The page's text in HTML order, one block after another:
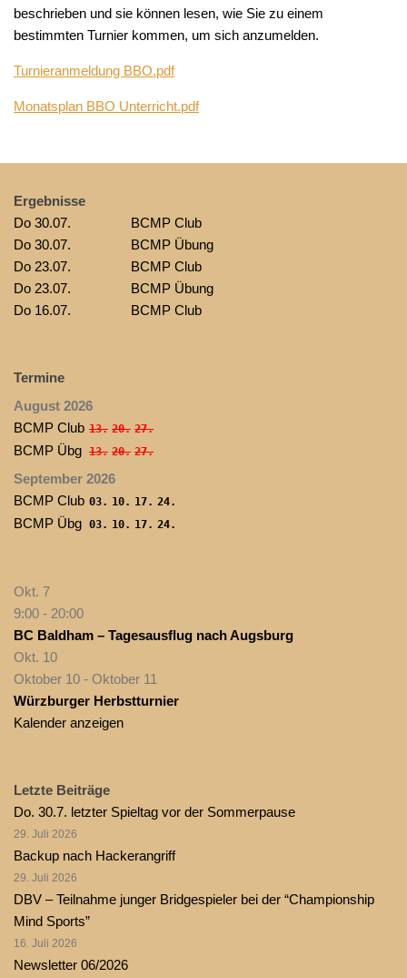
beschrieben und sie können lesen, wie Sie zu einem
bestimmten Turnier kommen, um sich anzumelden.
Turnieranmeldung BBO.pdf
Monatsplan BBO Unterricht.pdf
Ergebnisse
Do 30.07.
BCMP Club
Do 30.07.
BCMP Übung
Do 23.07.
BCMP Club
Do 23.07.
BCMP Übung
Do 16.07.
BCMP Club
Termine
August 2026
BCMP Club 13. 20. 27.
BCMP Übg 13. 20. 27.
September 2026
BCMP Club 03. 10. 17. 24.
BCMP Übg 03. 10. 17. 24.
Okt. 7
9:00 - 20:00
BC Baldham – Tagesausflug nach Augsburg
Okt. 10
Oktober 10 - Oktober 11
Würzburger Herbstturnier
Kalender anzeigen
Letzte Beiträge
Do. 30.7. letzter Spieltag vor der Sommerpause
29. Juli 2026
Backup nach Hackerangriff
29. Juli 2026
DBV – Teilnahme junger Bridgespieler bei der “Championship
Mind Sports”
16. Juli 2026
Newsletter 06/2026